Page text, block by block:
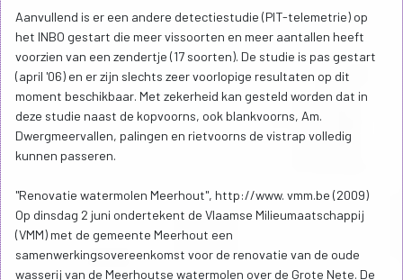
Aanvullend is er een andere detectiestudie (PIT-telemetrie) op
het INBO gestart die meer vissoorten en meer aantallen heeft
voorzien van een zendertje (17 soorten). De studie is pas gestart
(april '06) en er zijn slechts zeer voorlopige resultaten op dit
moment beschikbaar. Met zekerheid kan gesteld worden dat in
deze studie naast de kopvoorns, ook blankvoorns, Am.
Dwergmeervallen, palingen en rietvoorns de vistrap volledig
kunnen passeren.
"Renovatie watermolen Meerhout", http://www. vmm.be (2009)
Op dinsdag 2 juni ondertekent de Vlaamse Milieumaatschappij
(VMM) met de gemeente Meerhout een
samenwerkingsovereenkomst voor de renovatie van de oude
wasserij van de Meerhoutse watermolen over de Grote Nete. De